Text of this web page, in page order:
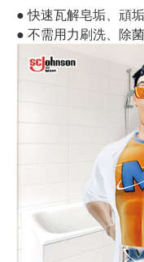
● 快速瓦解皂垢、頑垢
● 不需用力刷洗、除